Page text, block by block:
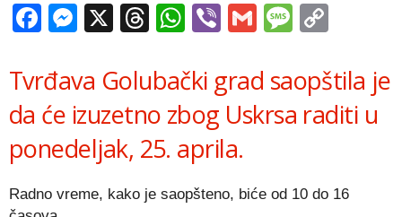
Facebook
Messenger
X Threads
WhatsApp
ViberGmail
Tvrđava Golubački grad saopštila je
da će izuzetno zbog Uskrsa raditi u
ponedeljak, 25. aprila.
Radno vreme, kako je saopšteno, biće od 10 do 16